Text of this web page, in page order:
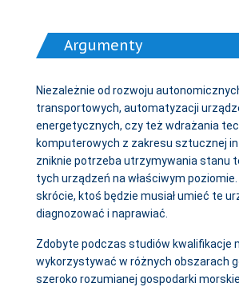
Argumenty
Niezależnie od rozwoju
transportowych, automatyzacji
energetycznych, czy też wdrażania
komputerowych z zakresu sztucznej
zniknie potrzeba utrzymywania stanu
tych urządzeń na właściwym
skrócie, ktoś będzie musiał umieć te
diagnozować i naprawiać.
Zdobyte podczas studiów kwalifikacje
wykorzystywać w różnych obszarach
szeroko rozumianej gospodarki